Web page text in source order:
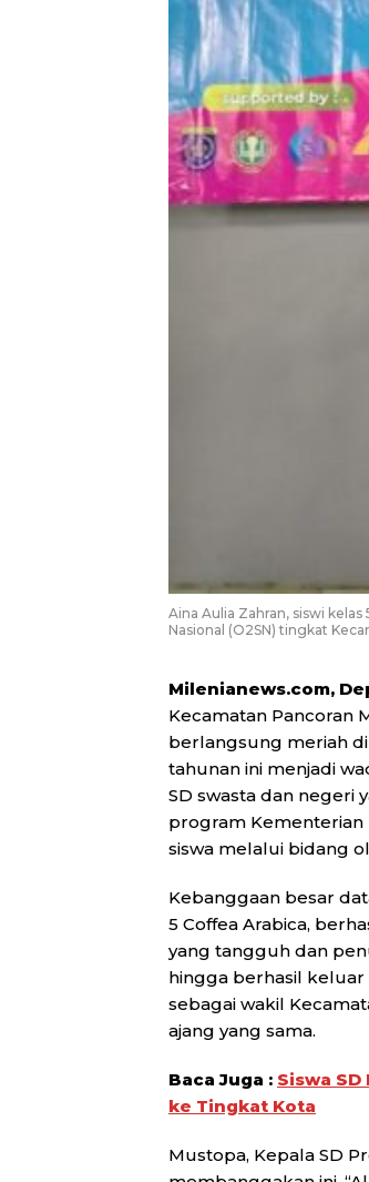
Aina Aulia Zahran, siswi kelas
Nasional (O2SN) tingkat
Milenianews.com,
Kecamatan Pancoran
berlangsung meriah di
tahunan ini menjadi
SD swasta dan negeri
program Kementerian
siswa melalui bidang
Kebanggaan besar
5 Coffea Arabica,
yang tangguh dan
hingga berhasil keluar
sebagai wakil
ajang yang sama.
Baca Juga : Siswa
ke Tingkat Kota
Mustopa, Kepala SD